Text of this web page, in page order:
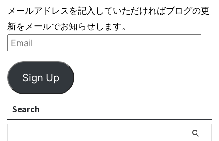
メールアドレスを記入していただければブログの更
新をメールでお知らせします。
Sign Up
Search